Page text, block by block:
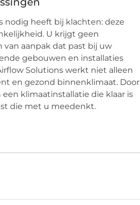
nodig heeft bij klachten: deze
U krijgt geen
van aanpak dat past bij uw
gebouwen en installaties
Solutions werkt niet alleen
en gezond binnenklimaat. Door
klimaatinstallatie die klaar is
die met u meedenkt.